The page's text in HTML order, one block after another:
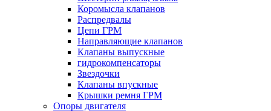
Коромысла клапанов
Распредвалы
Цепи ГРМ
Направляющие клапанов
Клапаны выпускные
гидрокомпенсаторы
Звездочки
Клапаны впускные
Крышки ремня ГРМ
Опоры двигателя